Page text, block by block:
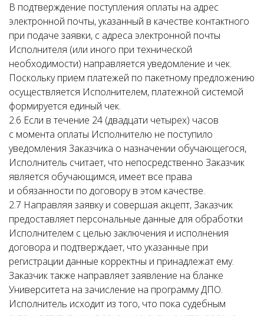
В подтверждение поступления оплаты на адрес
электронной почты, указанный в качестве контактного
при подаче заявки, с адреса электронной почты
Исполнителя (или иного при технической
необходимости) направляется уведомление и чек.
Поскольку прием платежей по пакетному предложению
осуществляется Исполнителем, платежной системой
формируется единый чек.
2.6 Если в течение 24 (двадцати четырех) часов
с момента оплаты Исполнителю не поступило
уведомления Заказчика о назначении обучающегося,
Исполнитель считает, что непосредственно Заказчик
является обучающимся, имеет все права
и обязанности по договору в этом качестве.
2.7 Направляя заявку и совершая акцепт, Заказчик
предоставляет персональные данные для обработки
Исполнителем с целью заключения и исполнения
договора и подтверждает, что указанные при
регистрации данные корректны и принадлежат ему.
Заказчик также направляет заявление на бланке
Университета на зачисление на программу ДПО.
Исполнитель исходит из того, что пока судебным